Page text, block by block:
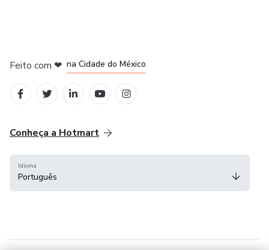
Feito com ❤ na Cidade do México
Conheça a Hotmart
Idioma
Português